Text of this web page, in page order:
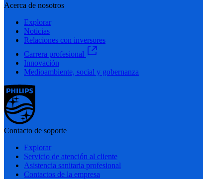
Acerca de nosotros
Explorar
Noticias
Relaciones con inversores
Carrera profesional
Innovación
Medioambiente, social y gobernanza
Contacto de soporte
Explorar
Servicio de atención al cliente
Asistencia sanitaria profesional
Contactos de la empresa